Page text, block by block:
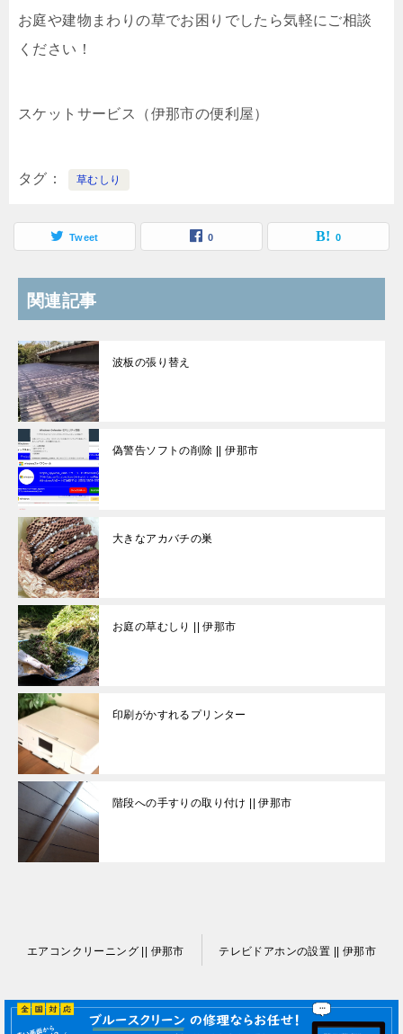
お庭や建物まわりの草でお困りでしたら気軽にご相談
ください！
スケットサービス（伊那市の便利屋）
タグ 草むしり
Tweet 0 0
関連記事
波板の張り替え
偽警告ソフトの削除 || 伊那市
大きなアカバチの巣
お庭の草むしり || 伊那市
印刷がかすれるプリンター
階段への手すりの取り付け || 伊那市
ナ
エアコンクリーニング || 伊那市 テレビドアホンの設置 || 伊那市